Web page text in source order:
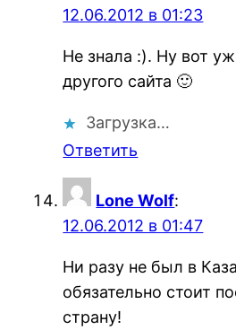
12.06.2012 в 01:23
Не знала :). Ну вот
другого сайта 🙂
Загрузка…
Ответить
Lone Wolf:
12.06.2012 в 01:47
Ни разу не был в
обязательно стоит
страну!